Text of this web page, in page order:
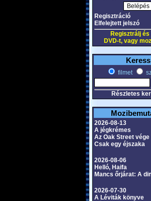
Regisztráció
Elfelejtett jelszó
Regisztrálj
DVD-t, vagy
Keress
filmet
Részletes
2026-08-13
A jégkrémes
Az Oak Street vége
Csak egy éjszaka
2026-08-06
Helló, Haifa
Mancs őrjárat: A
2026-07-30
A Léviták könyve